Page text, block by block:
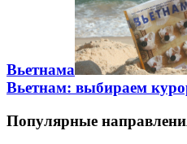
Вьетнама
Вьетнам: выбираем
Популярные